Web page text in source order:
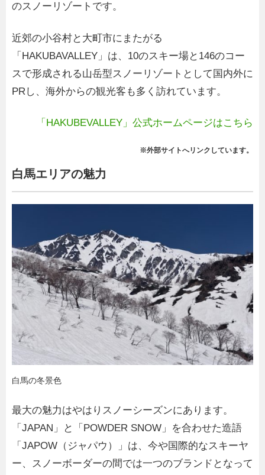
のスノーリゾートです。
近郊の小谷村と大町市にまたがる
「HAKUBAVALLEY」は、10のスキー場と146のコー
スで形成される山岳型スノーリゾートとして国内外に
PRし、海外からの観光客も多く訪れています。
「HAKUBEVALLEY」公式ホームページはこちら
※外部サイトへリンクしています。
白馬エリアの魅力
白馬の冬景色
最大の魅力はやはりスノーシーズンにあります。
「JAPAN」と「POWDER SNOW」を合わせた造語
「JAPOW（ジャパウ）」は、今や国際的なスキーヤ
ー、スノーボーダーの間では一つのブランドとなって